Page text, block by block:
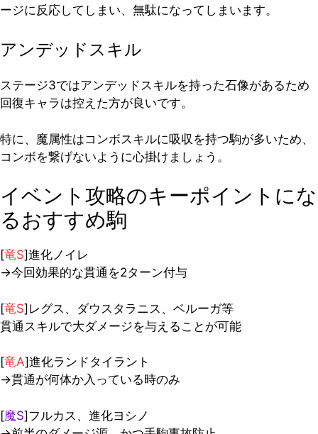
ージに反応してしまい、無駄になってしまいます。
アンデッドスキル
ステージ3ではアンデッドスキルを持った石像があるため
回復キャラは控えた方が良いです。
特に、魔属性はコンボスキルに吸収を持つ駒が多いため、
コンボを繋げないように心掛けましょう。
イベント攻略のキーポイントにな
るおすすめ駒
[竜S]進化ノイレ
→今回効果的な貫通を2ターン付与
[竜S]レグス、ダウスタラニス、ベルーガ等
貫通スキルで大ダメージを与えることが可能
[竜A]進化ランドタイラント
→貫通が何体か入っている時のみ
[魔S]フルカス、進化ヨシノ